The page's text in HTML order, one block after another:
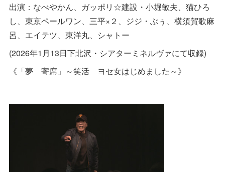
出演：なべやかん、ガッポリ☆建設・小堀敏夫、猫ひろ
し、東京ペールワン、三平×２、ジジ・ぶぅ、横須賀歌麻
呂、エイテツ、東洋丸、シャトー
(2026年1月13日下北沢・シアターミネルヴァにて収録)
《「夢 寄席」～笑活 ヨセ女はじめました～》